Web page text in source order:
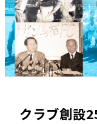
クラブ創設